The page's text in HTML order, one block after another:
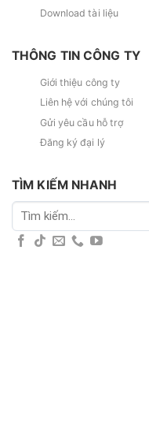
Download tài liệu
THÔNG TIN CÔNG TY
Giới thiệu công ty
Liên hệ với chúng tôi
Gửi yêu cầu hỗ trợ
Đăng ký đại lý
TÌM KIẾM NHANH
Tìm
kiếm: